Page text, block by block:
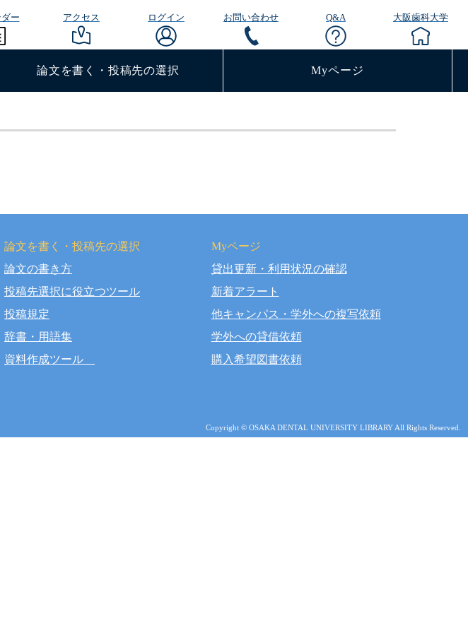
ー アクセス ログイン お問い合わせ Q&A 大阪歯科大学
論文を書く・投稿先の選択 Myページ
論文を書く・投稿先の選択
論文の書き方
投稿先選択に役立つツール
投稿規定
辞書・用語集
資料作成ツール
Myページ
貸出更新・利用状況の確認
新着アラート
他キャンパス・学外への複写依頼
学外への貸借依頼
購入希望図書依頼
Copyright © OSAKA DENTAL UNIVERSITY LIBRARY All Rights Reserved.
LIBRARY All Rights Reserved.